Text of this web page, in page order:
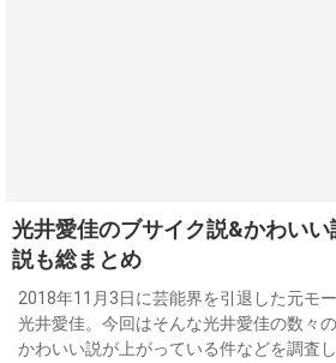
光井愛佳のブサイク説&かわい
説も総まとめ
2018年11月3日に芸能界を引退した元モ
光井愛佳。今回はそんな光井愛佳の数々
かわいい説が上がっている件などを調査